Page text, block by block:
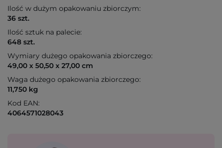
Ilość w dużym opakowaniu zbiorczym:
36 szt.
Ilość sztuk na palecie:
648 szt.
Wymiary dużego opakowania zbiorczego:
49,00 x 50,50 x 27,00 cm
Waga dużego opakowania zbiorczego:
11,750 kg
Kod EAN:
4064571028043